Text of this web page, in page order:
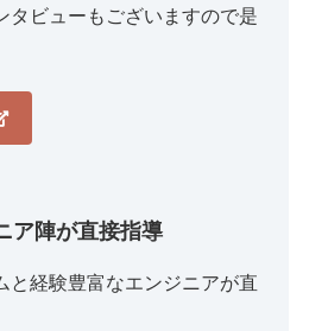
タビューもございますので是
ア陣が直接指導
と経験豊富なエンジニアが直